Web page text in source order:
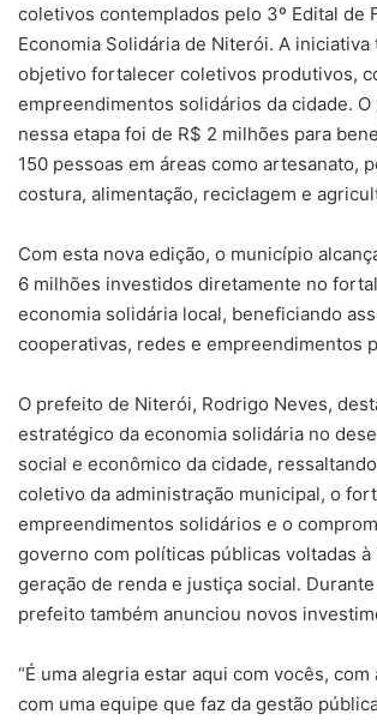
coletivos contemplados pelo 3º Edital de
Economia Solidária de Niterói. A iniciativa
objetivo fortalecer coletivos produtivos,
empreendimentos solidários da cidade.
nessa etapa foi de R$ 2 milhões para
150 pessoas em áreas como artesanato,
costura, alimentação, reciclagem e
Com esta nova edição, o município
6 milhões investidos diretamente no
economia solidária local, beneficiando
cooperativas, redes e empreendimentos
O prefeito de Niterói, Rodrigo Neves,
estratégico da economia solidária no
social e econômico da cidade,
coletivo da administração municipal, o
empreendimentos solidários e o
governo com políticas públicas voltadas à
geração de renda e justiça social.
prefeito também anunciou novos
“É uma alegria estar aqui com vocês, com
com uma equipe que faz da gestão